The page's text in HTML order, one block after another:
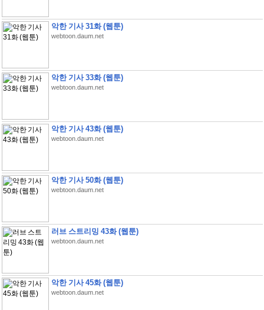
악한 기사 31화 (웹툰)
webtoon.daum.net
악한 기사 33화 (웹툰)
webtoon.daum.net
악한 기사 43화 (웹툰)
webtoon.daum.net
악한 기사 50화 (웹툰)
webtoon.daum.net
러브 스트리밍 43화 (웹툰)
webtoon.daum.net
악한 기사 45화 (웹툰)
webtoon.daum.net